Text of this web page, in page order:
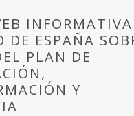
DE ESPAÑA
PLAN DE
Y